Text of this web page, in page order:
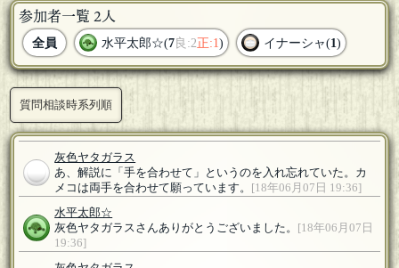
参加者一覧 2人
全員 水平太郎☆(7良:2正:1) イナーシャ(1)
質問相談時系列順
灰色ヤタガラス
あ、解説に「手を合わせて」というのを入れ忘れていた。カ
メコは両手を合わせて願っています。
[18年06月07日 19:36]
水平太郎☆
灰色ヤタガラスさんありがとうございました。
[18年06月07日
19:36]